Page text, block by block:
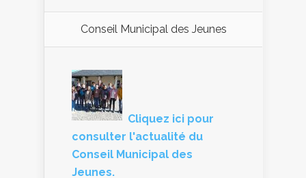
Conseil Municipal des Jeunes
Cliquez ici pour
consulter l'actualité du
Conseil Municipal des
Jeunes.